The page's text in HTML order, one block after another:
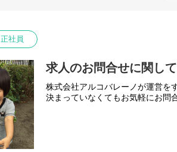
正社員
求人のお問合せに関し
株式会社アルコバレーノが運営を
決まっていなくてもお気軽にお問